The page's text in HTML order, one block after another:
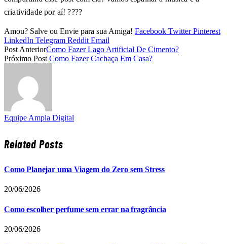
criatividade por aí! ????
Amou? Salve ou Envie para sua Amiga! Facebook Twitter Pinterest
LinkedIn Telegram Reddit Email
Post AnteriorComo Fazer Lago Artificial De Cimento?
Próximo Post Como Fazer Cachaça Em Casa?
Equipe Ampla Digital
RelatedPosts
Como Planejar uma Viagem do Zero sem Stress
20/06/2026
Como escolher perfume sem errar na fragrância
20/06/2026